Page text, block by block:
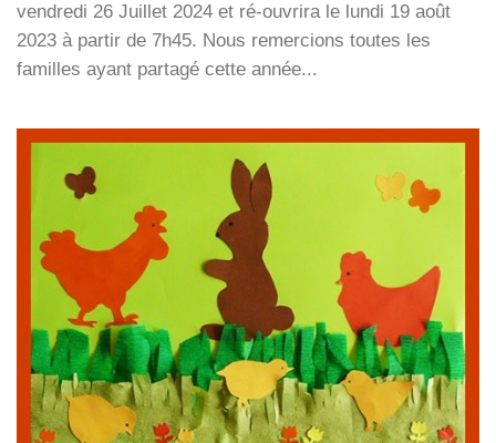
vendredi 26 Juillet 2024 et ré-ouvrira le lundi 19 août
2023 à partir de 7h45. Nous remercions toutes les
familles ayant partagé cette année...